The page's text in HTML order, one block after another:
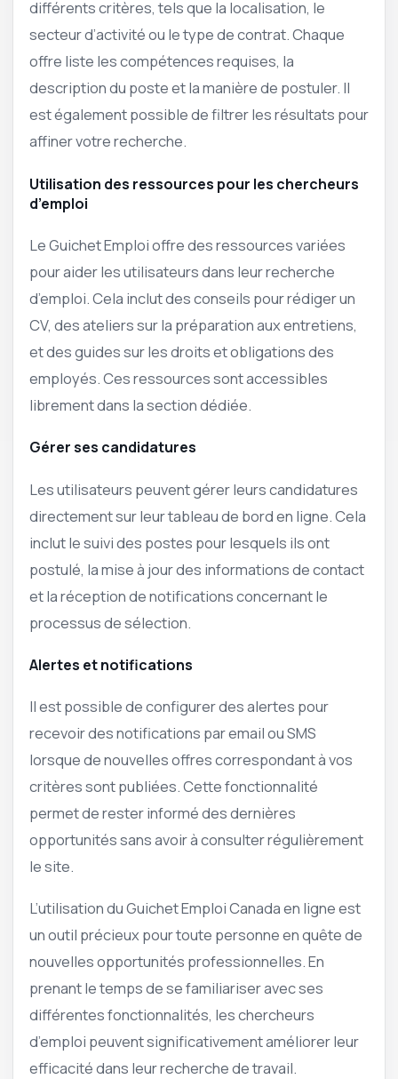
différents critères, tels que la localisation, le
secteur d’activité ou le type de contrat. Chaque
offre liste les compétences requises, la
description du poste et la manière de postuler. Il
est également possible de filtrer les résultats pour
affiner votre recherche.
Utilisation des ressources pour les chercheurs
d’emploi
Le Guichet Emploi offre des ressources variées
pour aider les utilisateurs dans leur recherche
d’emploi. Cela inclut des conseils pour rédiger un
CV, des ateliers sur la préparation aux entretiens,
et des guides sur les droits et obligations des
employés. Ces ressources sont accessibles
librement dans la section dédiée.
Gérer ses candidatures
Les utilisateurs peuvent gérer leurs candidatures
directement sur leur tableau de bord en ligne. Cela
inclut le suivi des postes pour lesquels ils ont
postulé, la mise à jour des informations de contact
et la réception de notifications concernant le
processus de sélection.
Alertes et notifications
Il est possible de configurer des alertes pour
recevoir des notifications par email ou SMS
lorsque de nouvelles offres correspondant à vos
critères sont publiées. Cette fonctionnalité
permet de rester informé des dernières
opportunités sans avoir à consulter régulièrement
le site.
L’utilisation du Guichet Emploi Canada en ligne est
un outil précieux pour toute personne en quête de
nouvelles opportunités professionnelles. En
prenant le temps de se familiariser avec ses
différentes fonctionnalités, les chercheurs
d’emploi peuvent significativement améliorer leur
efficacité dans leur recherche de travail.